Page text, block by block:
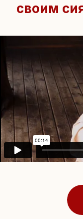
своим